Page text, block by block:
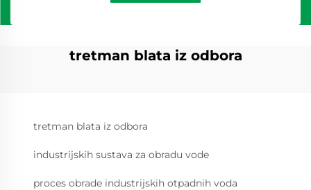
tretman blata iz odbora
tretman blata iz odbora
industrijskih sustava za obradu vode
proces obrade industrijskih otpadnih voda